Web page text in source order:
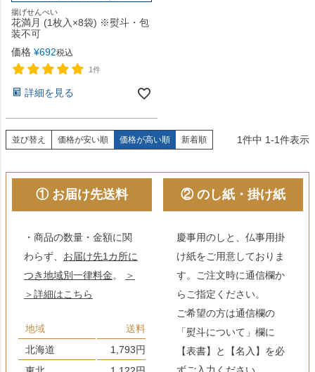
揚げせんべい
花満月 (1枚入×8袋) ※熨斗・包
装不可
価格 ¥692税込
1件
詳細を見る
並び替え 価格が安い順 価格が高い順 新着順 1件中 1-1件表示
① お届け先送料
・商品の数量・金額に関
わらず、 お届け先1カ所に
つき地域別一律料金。
＞
＞詳細はこちら
地域
送料
北海道
1,793円
② のし紙・掛け紙
慶事用のしと、仏事用掛
け紙をご用意しておりま
す。ご注文時に通信欄か
らご指定ください。
ご希望の方は通信欄の
「熨斗について」欄に
【表書】と【名入】を必